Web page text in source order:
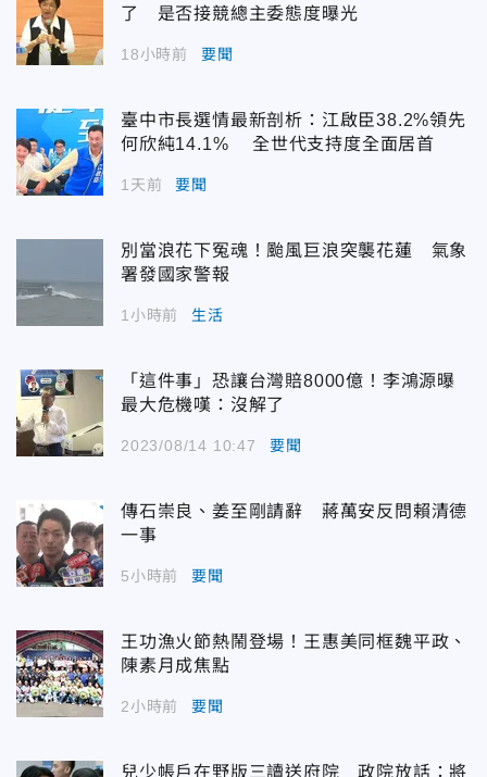
了 是否接競總主委態度曝光
18小時前 要聞
臺中市長選情最新剖析：江啟臣38.2%領先
何欣純14.1% 全世代支持度全面居首
1天前 要聞
別當浪花下冤魂！颱風巨浪突襲花蓮 氣象
署發國家警報
1小時前 生活
「這件事」恐讓台灣賠8000億！李鴻源曝
最大危機嘆：沒解了
2023/08/14 10:47 要聞
傳石崇良、姜至剛請辭 蔣萬安反問賴清德
一事
5小時前 要聞
王功漁火節熱鬧登場！王惠美同框魏平政、
陳素月成焦點
2小時前 要聞
兒少帳戶在野版三讀送府院 政院放話：將